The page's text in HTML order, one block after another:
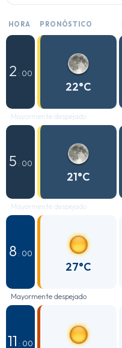
HORA PRONÓSTICO
2 : 00
22°C
Mayormente despejado
5 : 00
21°C
Mayormente despejado
8 : 00
27°C
Mayormente despejado
11 : 00